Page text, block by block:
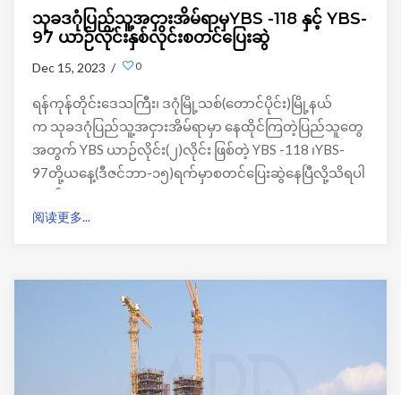
သုခဒဂုံပြည်သူ့အငှားအိမ်ရာမှYBS -118 နှင့် YBS-
97 ယာဉ်လိုင်းနှစ်လိုင်းစတင်ပြေးဆွဲ
Dec 15, 2023 / 0
ရန်ကုန်တိုင်းဒေသကြီး၊ ဒဂုံမြို့သစ်(တောင်ပိုင်း)မြို့နယ်
က သုခဒဂုံပြည်သူ့အငှားအိမ်ရာမှာ နေထိုင်ကြတဲ့ပြည်သူတွေ
အတွက် YBS ယာဉ်လိုင်း(၂)လိုင်း ဖြစ်တဲ့ YBS -118 ၊YBS-
97တို့ယနေ့(ဒီဇင်ဘာ-၁၅)ရက်မှာစတင်ပြေးဆွဲနေပြီလို့သိရပါ
YBS-118 ယာဉ်လိုင်းကသုခဒဂုံပြည်သူ့အငှား
ပြေးဆွဲပေးမှာဖြစ်ပြီး၊ယာဉ်လိုင်းတွေအနေနဲ့ နံနက်၅နာရီခွဲမှ
စတင်ပြီး၁၀မိနစ်တစ်စီးခြားပြေးဆွဲမှာဖြစ်တယ်လို့လည်း
အိမ်ရာဝန်းအတွင်းနေပြည်သူတွေထံကနေသိရပါတယ်။
阅读更多...